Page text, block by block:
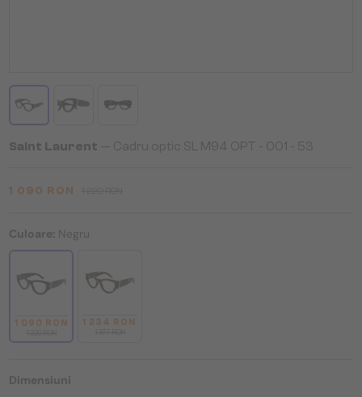
Saint Laurent — Cadru optic SL M94 OPT - 001 - 53
1 090 RON
Culoare: Negru
1 090 RON 1 234 RON
Dimensiuni